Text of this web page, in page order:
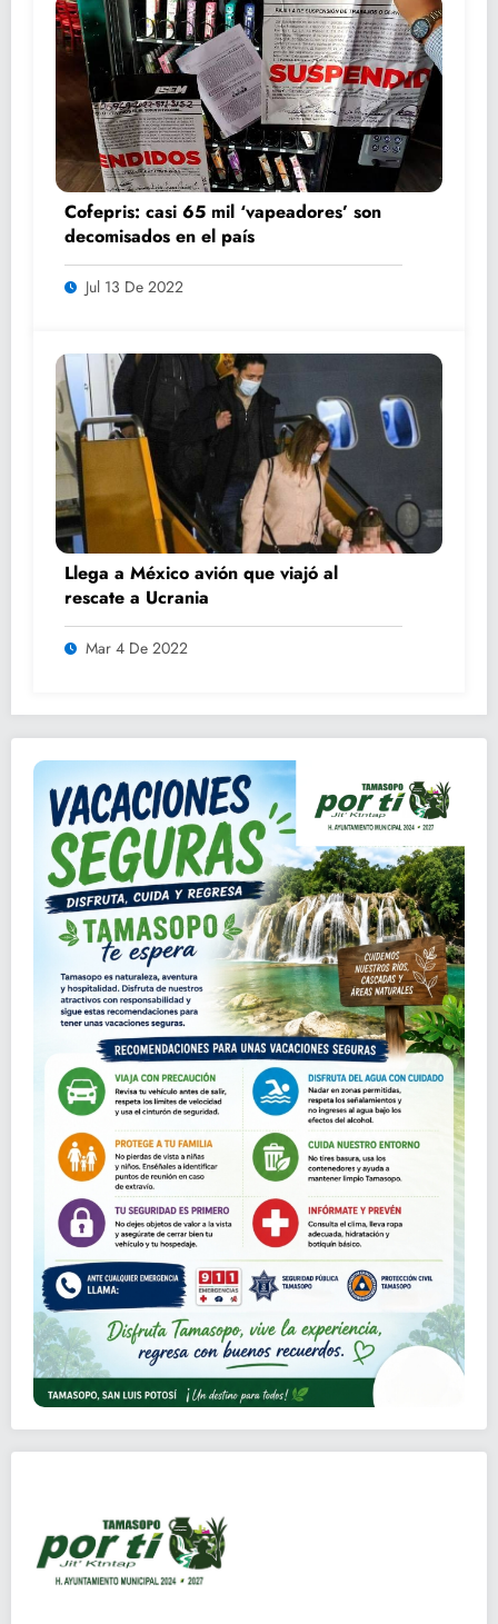
Cofepris: casi 65 mil ‘vapeadores’ son
decomisados en el país
Jul 13 De 2022
Llega a México avión que viajó al
rescate a Ucrania
Mar 4 De 2022